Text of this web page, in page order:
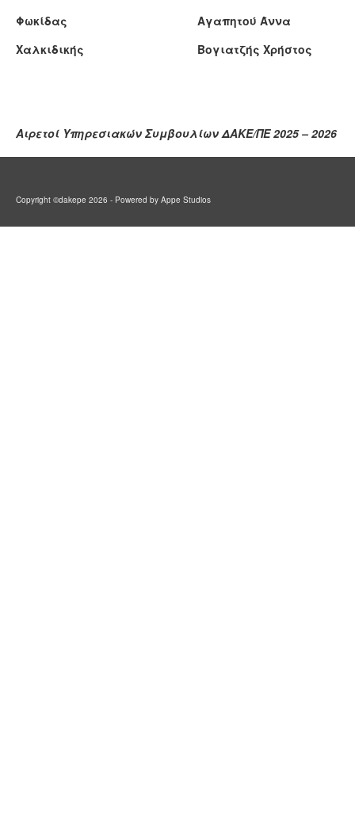
Φωκίδας
Αγαπητού Άννα
Χαλκιδικής
Βογιατζής Χρήστος
Αιρετοί Υπηρεσιακών Συμβουλίων ΔΑΚΕ/ΠΕ 2025 – 2026
Copyright ©dakepe 2026 - Powered by Appe Studios